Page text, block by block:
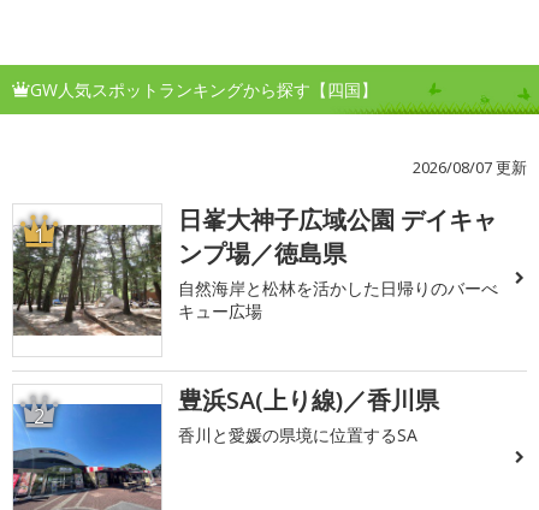
GW人気スポットランキングから探す【四国】
2026/08/07 更新
1
日峯大神子広域公園 デイキャ
ンプ場／徳島県
自然海岸と松林を活かした日帰りのバーべ
キュー広場
2 豊浜SA(上り線)／香川県
香川と愛媛の県境に位置するSA